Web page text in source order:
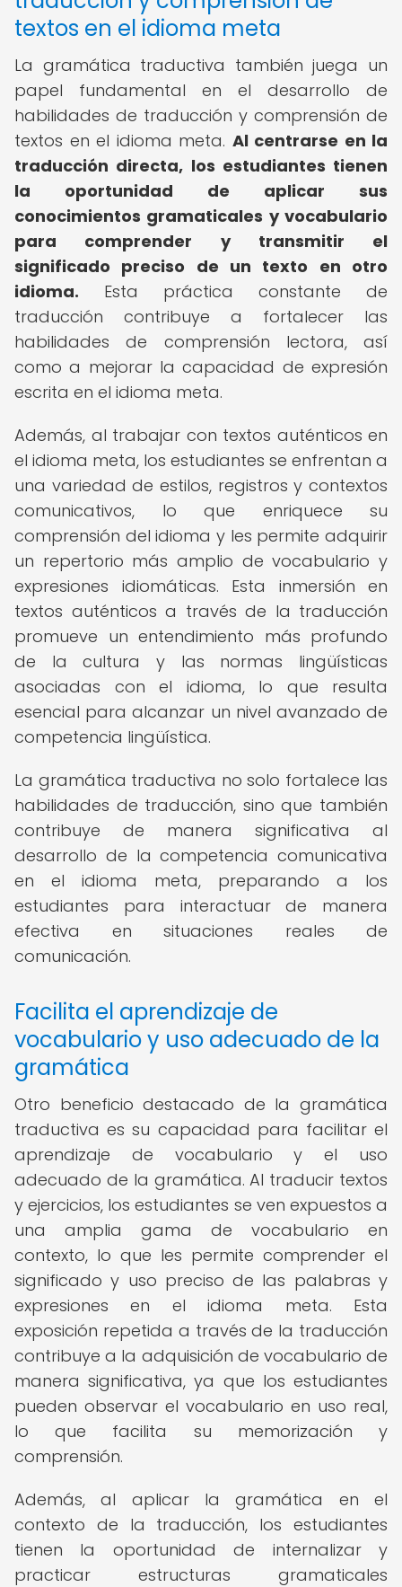
textos en el idioma meta
La gramática traductiva también juega un
papel fundamental en el desarrollo de
habilidades de traducción y comprensión de
textos en el idioma meta. Al centrarse en la
traducción directa, los estudiantes tienen
la oportunidad de aplicar sus
conocimientos gramaticales y vocabulario
para comprender y transmitir el
significado preciso de un texto en otro
idioma. Esta práctica constante de
traducción contribuye a fortalecer las
habilidades de comprensión lectora, así
como a mejorar la capacidad de expresión
escrita en el idioma meta.
Además, al trabajar con textos auténticos en
el idioma meta, los estudiantes se enfrentan a
una variedad de estilos, registros y contextos
comunicativos, lo que enriquece su
comprensión del idioma y les permite adquirir
un repertorio más amplio de vocabulario y
expresiones idiomáticas. Esta inmersión en
textos auténticos a través de la traducción
promueve un entendimiento más profundo
de la cultura y las normas lingüísticas
asociadas con el idioma, lo que resulta
esencial para alcanzar un nivel avanzado de
competencia lingüística.
La gramática traductiva no solo fortalece las
habilidades de traducción, sino que también
contribuye de manera significativa al
desarrollo de la competencia comunicativa
en el idioma meta, preparando a los
estudiantes para interactuar de manera
efectiva en situaciones reales de
comunicación.
Facilita el aprendizaje de
vocabulario y uso adecuado de la
gramática
Otro beneficio destacado de la gramática
traductiva es su capacidad para facilitar el
aprendizaje de vocabulario y el uso
adecuado de la gramática. Al traducir textos
y ejercicios, los estudiantes se ven expuestos a
una amplia gama de vocabulario en
contexto, lo que les permite comprender el
significado y uso preciso de las palabras y
expresiones en el idioma meta. Esta
exposición repetida a través de la traducción
contribuye a la adquisición de vocabulario de
manera significativa, ya que los estudiantes
pueden observar el vocabulario en uso real,
lo que facilita su memorización y
comprensión.
Además, al aplicar la gramática en el
contexto de la traducción, los estudiantes
tienen la oportunidad de internalizar y
practicar estructuras gramaticales